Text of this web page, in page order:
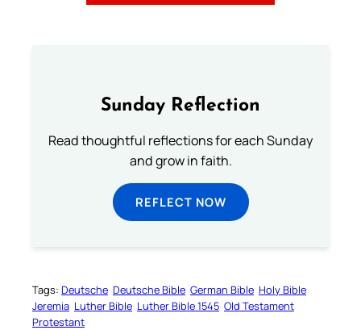
Sunday Reflection
Read thoughtful reflections for each Sunday
and grow in faith.
REFLECT NOW
Tags: Deutsche Deutsche Bible German Bible Holy Bible
Jeremia Luther Bible Luther Bible 1545 Old Testament
Protestant